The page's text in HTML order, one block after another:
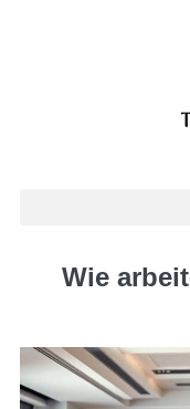
Wie